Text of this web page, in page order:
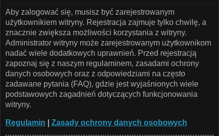
Aby zalogować się, musisz być zarejestrowanym
użytkownikiem witryny. Rejestracja zajmuje tylko chwilę, a
znacznie zwiększa możliwości korzystania z witryny.
Administrator witryny może zarejestrowanym użytkownikom
nadać wiele dodatkowych uprawnień. Przed rejestracją
zapoznaj się z naszym regulaminem, zasadami ochrony
danych osobowych oraz z odpowiedziami na często
zadawane pytania (FAQ), gdzie jest wyjaśnionych wiele
podstawowych zagadnień dotyczących funkcjonowania
witryny.
Regulamin Zasady ochrony danych osobowych